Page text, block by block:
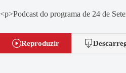
<p>Podcast do programa de 24 de
Reproduzir